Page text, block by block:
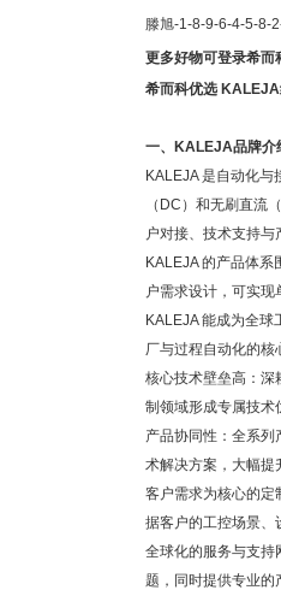
滕旭-1-8-9-6-4-5-8-
更多好物可登录希而
希而科优选
一、
KALEJA品牌介
KALEJA 是自动化
（DC）和无刷直流
户对接、技术支持
KALEJA 的产品体
户需求设计，可实
KALEJA 能成为全
厂与过程自动化的核
核心技术壁垒高：深
制领域形成专属技术
产品协同性：全系
术解决方案，大幅提
客户需求为核心的定
据客户的工控场景、
全球化的服务与支持
题，同时提供专业的